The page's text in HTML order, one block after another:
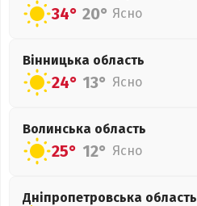
34° 20° Ясно
Вінницька область
24° 13° Ясно
Волинська область
25° 12° Ясно
Дніпропетровська область